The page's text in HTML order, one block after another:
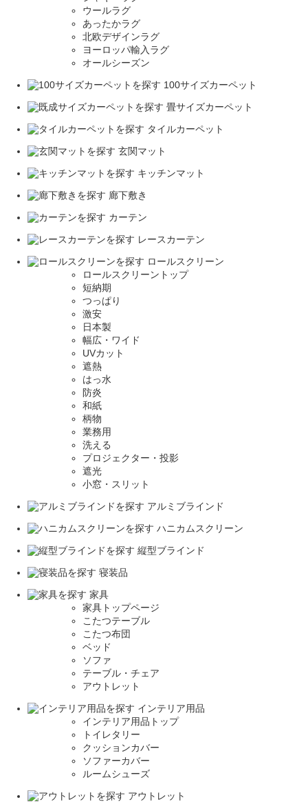
ウールラグ
あったかラグ
北欧デザインラグ
ヨーロッパ輸入ラグ
オールシーズン
100サイズカーペット
畳サイズカーペット
タイルカーペット
玄関マット
キッチンマット
廊下敷き
カーテン
レースカーテン
ロールスクリーン
ロールスクリーントップ
短納期
つっぱり
激安
日本製
幅広・ワイド
UVカット
遮熱
はっ水
防炎
和紙
柄物
業務用
洗える
プロジェクター・投影
遮光
小窓・スリット
アルミブラインド
ハニカムスクリーン
縦型ブラインド
寝装品
家具
家具トップページ
こたつテーブル
こたつ布団
ベッド
ソファ
テーブル・チェア
アウトレット
インテリア用品
インテリア用品トップ
トイレタリー
クッションカバー
ソファーカバー
ルームシューズ
アウトレット